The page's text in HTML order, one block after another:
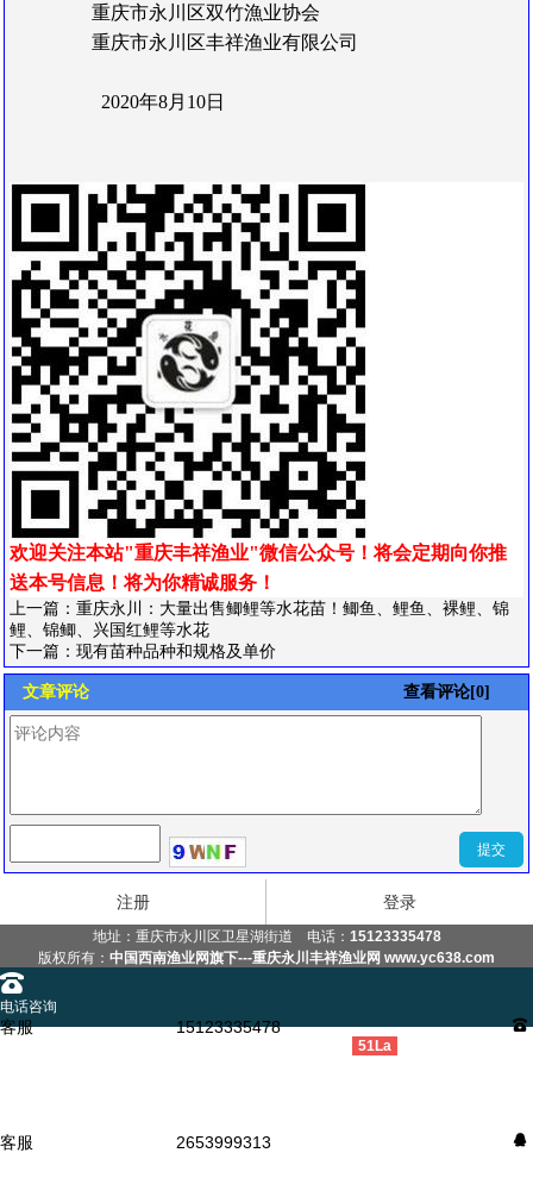
重庆市永川区双竹漁业协会
重庆市永川区丰祥渔业有限公司
2020年8月10日
欢迎关注本站"重庆丰祥渔业"微信公众号！将会定期向你推
送本号信息！将为你精诚服务！
上一篇： 重庆永川：大量出售鲫鲤等水花苗！鲫鱼、鲤鱼、裸鲤、锦
鲤、锦鲫、兴国红鲤等水花
下一篇： 现有苗种品种和规格及单价
查看评论[0]
文章评论
注册 登录
地址： 重庆市永川区卫星湖街道 电话： 15123335478
版权所有： 中国西南渔业网旗下---重庆永川丰祥渔业网 www.yc638.com
󰇯
电话咨询
客服 15123335478 󰇯
󰂮
客服 2653999313 󰇇
51La